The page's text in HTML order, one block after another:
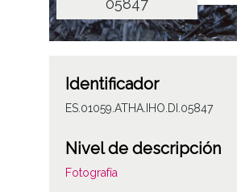
05847
Identificador
ES.01059.ATHA.IHO.DI.05847
Nivel de descripción
Fotografía